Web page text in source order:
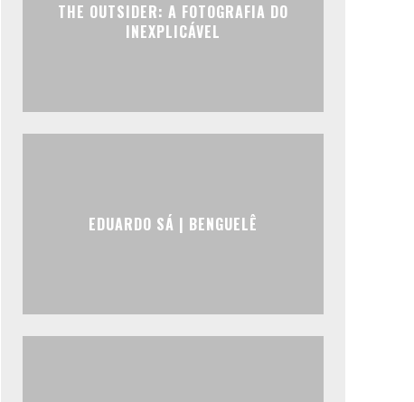
THE OUTSIDER: A FOTOGRAFIA DO
INEXPLICÁVEL
EDUARDO SÁ | BENGUELÊ